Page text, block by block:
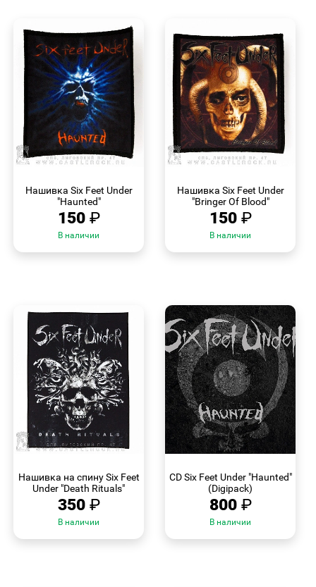
Нашивка Six Feet Under
"Haunted"
150 ₽
В наличии
Нашивка Six Feet Under
"Bringer Of Blood"
150 ₽
В наличии
Нашивка на спину Six Feet
Under "Death Rituals"
350 ₽
В наличии
CD Six Feet Under "Haunted"
(Digipack)
800 ₽
В наличии